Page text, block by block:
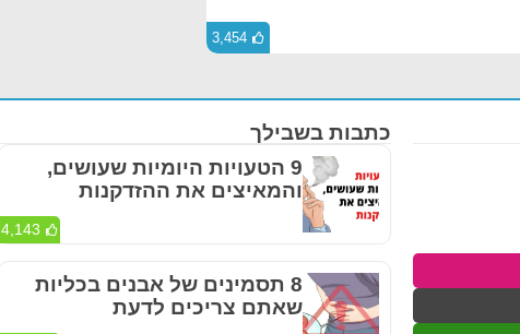
3,454
כתבות בשבילך
9 הטעויות היומיות שעושים,
והמאיצים את ההזדקנות
4,143
8 תסמינים של אבנים בכליות
שאתם צריכים לדעת